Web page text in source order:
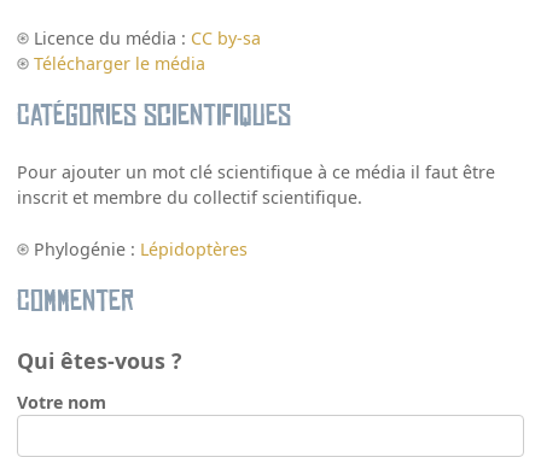
Licence du média : CC by-sa
Télécharger le média
Catégories scientifiques
Pour ajouter un mot clé scientifique à ce média il faut être
inscrit et membre du collectif scientifique.
Phylogénie : Lépidoptères
Commenter
Qui êtes-vous ?
Votre nom